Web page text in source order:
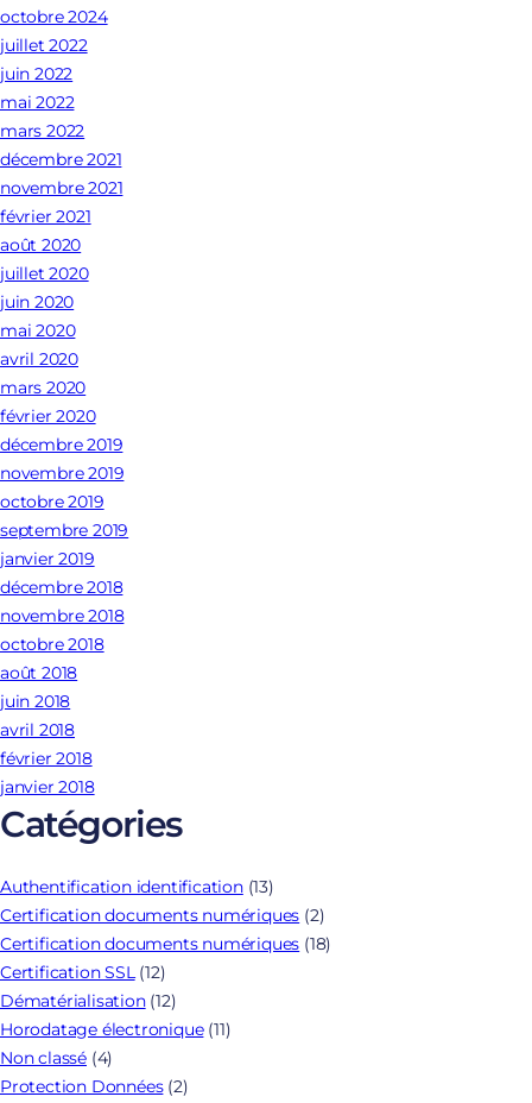
octobre 2024
juillet 2022
juin 2022
mai 2022
mars 2022
décembre 2021
novembre 2021
février 2021
août 2020
juillet 2020
juin 2020
mai 2020
avril 2020
mars 2020
février 2020
décembre 2019
novembre 2019
octobre 2019
septembre 2019
janvier 2019
décembre 2018
novembre 2018
octobre 2018
août 2018
juin 2018
avril 2018
février 2018
janvier 2018
Catégories
Authentification identification(13)
Certification documents numériques (2)
Certification documents numériques (18)
Certification SSL(12)
Dématérialisation(12)
Horodatage électronique(11)
Non classé (4)
Protection Données(2)